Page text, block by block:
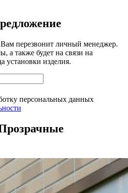
перезвонит личный менеджер.
а также будет на связи на
установки изделия.
персональных данных